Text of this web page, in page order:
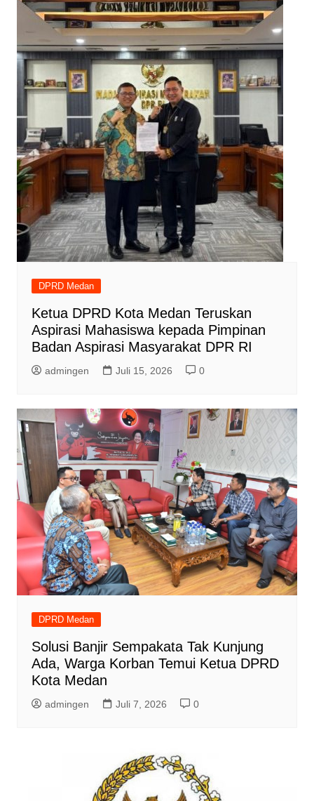
DPRD Medan
Ketua DPRD Kota Medan Teruskan
Aspirasi Mahasiswa kepada Pimpinan
Badan Aspirasi Masyarakat DPR RI
admingen Juli 15, 2026 0
DPRD Medan
Solusi Banjir Sempakata Tak Kunjung
Ada, Warga Korban Temui Ketua DPRD
Kota Medan
admingen Juli 7, 2026 0